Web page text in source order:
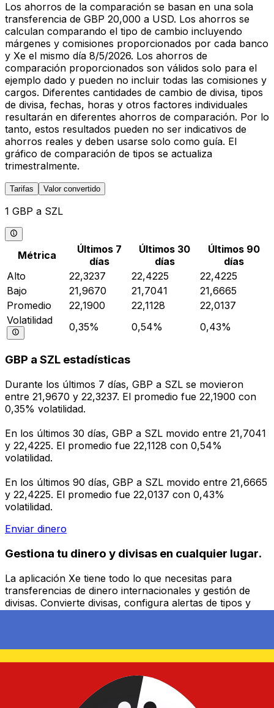
Los ahorros de la comparación se basan en una sola
transferencia de GBP 20,000 a USD. Los ahorros se
calculan comparando el tipo de cambio incluyendo
márgenes y comisiones proporcionados por cada banco
y Xe el mismo día 8/5/2026. Los ahorros de
comparación proporcionados son válidos solo para el
ejemplo dado y pueden no incluir todas las comisiones y
cargos. Diferentes cantidades de cambio de divisa, tipos
de divisa, fechas, horas y otros factores individuales
resultarán en diferentes ahorros de comparación. Por lo
tanto, estos resultados pueden no ser indicativos de
ahorros reales y deben usarse solo como guía. El
gráfico de comparación de tipos se actualiza
trimestralmente.
Tarifas Valor convertido
1 GBP a SZL
Métrica
Últimos 7
días
Últimos 30
días
Últimos 90
días
Alto
22,3237 22,4225
22,4225
Bajo
21,9670 21,7041
21,6665
Promedio
22,1900 22,1128
22,0137
Volatilidad
0,35% 0,54% 0,43%
GBP a SZL estadísticas
Durante los últimos 7 días, GBP a SZL se movieron
entre 21,9670 y 22,3237. El promedio fue 22,1900 con
0,35% volatilidad.
En los últimos 30 días, GBP a SZL movido entre 21,7041
y 22,4225. El promedio fue 22,1128 con 0,54%
volatilidad.
En los últimos 90 días, GBP a SZL movido entre 21,6665
y 22,4225. El promedio fue 22,0137 con 0,43%
volatilidad.
Enviar dinero
Gestiona tu dinero y divisas en cualquier lugar.
La aplicación Xe tiene todo lo que necesitas para
transferencias de dinero internacionales y gestión de
divisas. Convierte divisas, configura alertas de tipos y